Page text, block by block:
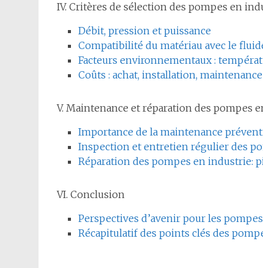
IV. Critères de sélection des pompes en
Débit, pression et puissance
Compatibilité du matériau avec le
Facteurs environnementaux :
Coûts : achat, installation,
V. Maintenance et réparation des pompes
Importance de la maintenance
Inspection et entretien régulier des
Réparation des pompes en industrie:
VI. Conclusion
Perspectives d’avenir pour les
Récapitulatif des points clés des